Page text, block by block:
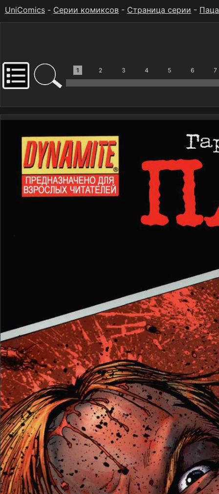
UniComics - Серии комиксов - Страница серии -
1 2 3 4 5 6 7